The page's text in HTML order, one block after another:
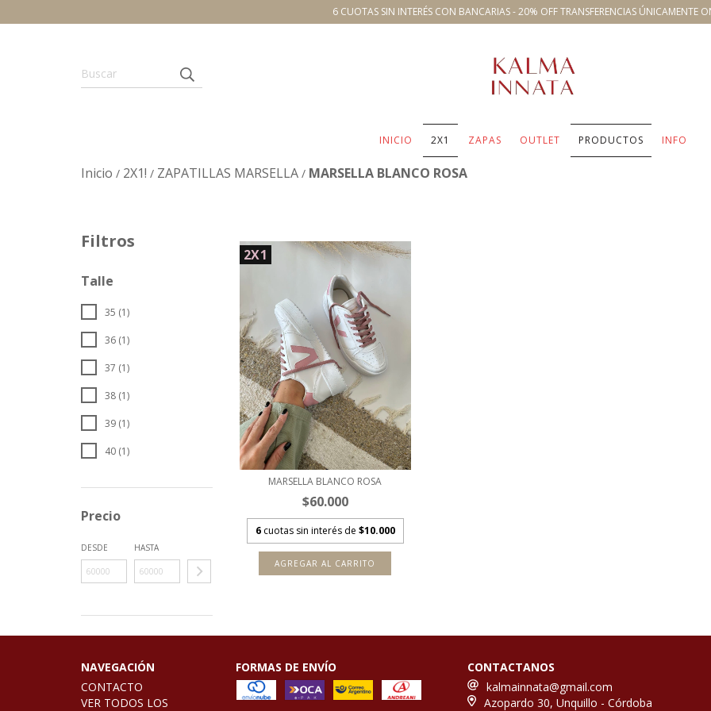
6 CUOTAS SIN INTERÉS CON BANCARIAS - 20% OFF TRANSFERENCIAS ÚNICAMENTE
INICIO 2X1 ZAPAS OUTLET PRODUCTOS INFO
Inicio / 2X1! / ZAPATILLAS MARSELLA / MARSELLA BLANCO ROSA
Filtros
Talle
35 (1)
36 (1)
37 (1)
38 (1)
39 (1)
40 (1)
Precio
DESDE HASTA
2X1
MARSELLA BLANCO ROSA
$60.000
6 cuotas sin interés de $10.000
AGREGAR AL CARRITO
NAVEGACIÓN
CONTACTO
VER TODOS LOS
FORMAS DE ENVÍO
CONTACTANOS
kalmainnata@gmail.com
Azopardo 30, Unquillo - Córdoba